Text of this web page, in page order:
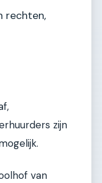
rechten,
zijn
van